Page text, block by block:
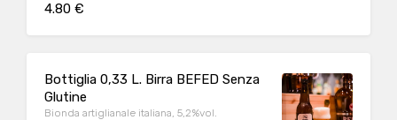
4.80 €
Bottiglia 0,33 L. Birra BEFED Senza
Glutine
Bionda artiglianale italiana, 5,2%vol.